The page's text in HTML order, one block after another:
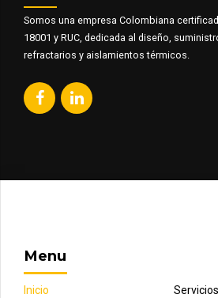
Somos una empresa Colombiana
18001 y RUC, dedicada al diseño,
refractarios y aislamientos térmicos.
Menu
Inicio Servicios